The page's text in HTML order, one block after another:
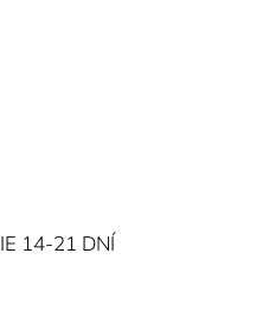
14-21 DNÍ